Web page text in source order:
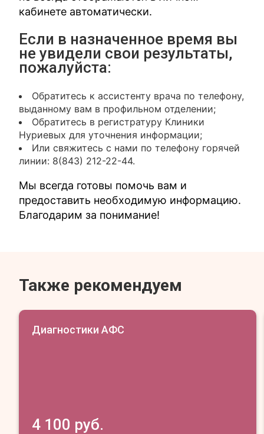
кабинете автоматически.
Если в назначенное время вы
не увидели свои результаты,
пожалуйста:
Обратитесь к ассистенту врача по телефону,
выданному вам в профильном отделении;
Обратитесь в регистратуру Клиники
Нуриевых для уточнения информации;
Или свяжитесь с нами по телефону горячей
линии: 8(843) 212-22-44.
Мы всегда готовы помочь вам и
предоставить необходимую информацию.
Благодарим за понимание!
Также рекомендуем
Диагностики АФС
4 100 руб.